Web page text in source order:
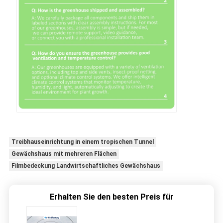
Treibhauseinrichtung in einem tropischen Tunnel
Gewächshaus mit mehreren Flächen
Filmbedeckung Landwirtschaftliches Gewächshaus
Erhalten Sie den besten Preis für